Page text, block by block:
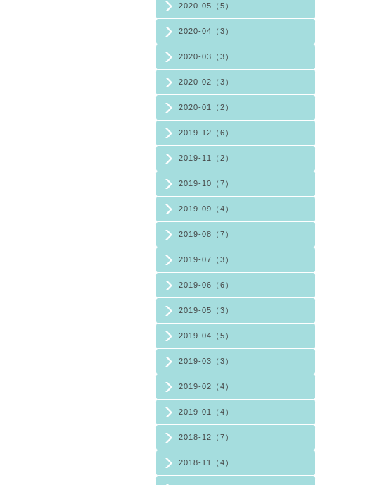
2020-05（5）
2020-04（3）
2020-03（3）
2020-02（3）
2020-01（2）
2019-12（6）
2019-11（2）
2019-10（7）
2019-09（4）
2019-08（7）
2019-07（3）
2019-06（6）
2019-05（3）
2019-04（5）
2019-03（3）
2019-02（4）
2019-01（4）
2018-12（7）
2018-11（4）